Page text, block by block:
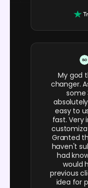
My god
changer.
some
easy to
fast. Very
Granted
haven't
had
would
previous
idea for